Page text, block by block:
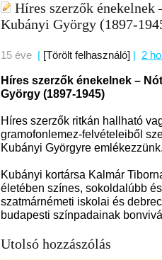
Híres szerzők
Kubányi György (1897-
15 éve | [Törölt felhasználó] | 2
Híres szerzők énekelnek –
György (1897-1945)
Híres szerzők ritkán hallható
gramofonlemez-felvételeiből
Kubányi Györgyre
Kubányi kortársa Kalmár
életében színes, sokoldalúbb
szatmárnémeti iskolai és
budapesti színpadainak
Utolsó hozzászólás